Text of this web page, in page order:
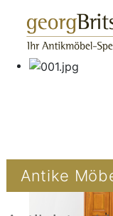
Antike